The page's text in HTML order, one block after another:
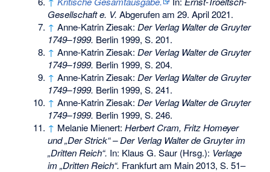
Gesellschaft e. V. Abgerufen am 29. April 2021.
↑ Anne-Katrin Ziesak:Der Verlag Walter de Gruyter
1749–1999. Berlin 1999, S. 201.
↑ Anne-Katrin Ziesak:Der Verlag Walter de Gruyter
1749–1999. Berlin 1999, S. 204.
↑ Anne-Katrin Ziesak:Der Verlag Walter de Gruyter
1749–1999. Berlin 1999, S. 241.
↑ Anne-Katrin Ziesak:Der Verlag Walter de Gruyter
1749–1999. Berlin 1999, S. 246.
↑ Melanie Mienert:Herbert Cram, Fritz Homeyer
und „Der Strick“ – Der Verlag Walter de Gruyter im
„Dritten Reich“. In: Klaus G. Saur (Hrsg.): Verlage
im „Dritten Reich“. Frankfurt am Main 2013, S. 51–